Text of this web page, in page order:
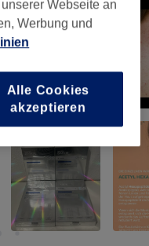
Webseite an
Werbung und
Alle Cookies
akzeptieren